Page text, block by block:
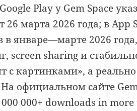
Play у Gem Space
26 марта 2026 года; в App
в январе—марте 2026
screen sharing и
с картинками», а
официальном сайте
000+ downloads in